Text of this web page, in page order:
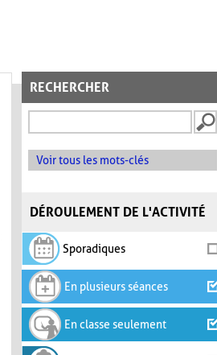
RECHERCHER
Voir tous les mots-clés
DÉROULEMENT DE L'ACTIVITÉ
Sporadiques
En plusieurs séances
En classe seulement